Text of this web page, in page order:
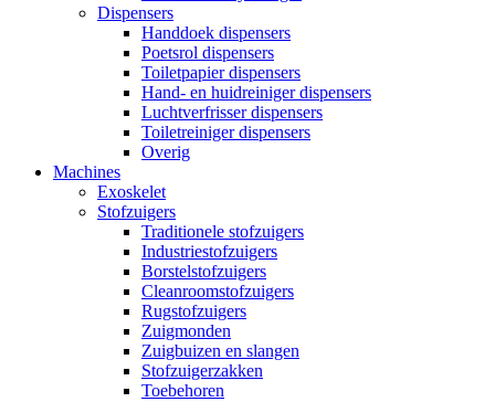
Dispensers
Handdoek dispensers
Poetsrol dispensers
Toiletpapier dispensers
Hand- en huidreiniger dispensers
Luchtverfrisser dispensers
Toiletreiniger dispensers
Overig
Machines
Exoskelet
Stofzuigers
Traditionele stofzuigers
Industriestofzuigers
Borstelstofzuigers
Cleanroomstofzuigers
Rugstofzuigers
Zuigmonden
Zuigbuizen en slangen
Stofzuigerzakken
Toebehoren